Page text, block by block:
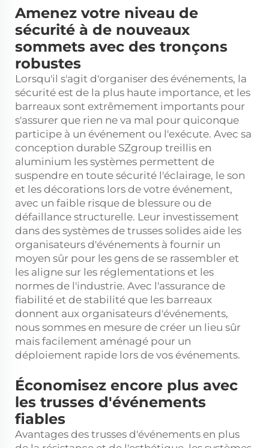
Amenez votre niveau de
sécurité à de nouveaux
sommets avec des tronçons
robustes
Lorsqu'il s'agit d'organiser des événements, la
sécurité est de la plus haute importance, et les
barreaux sont extrêmement importants pour
s'assurer que rien ne va mal pour quiconque
participe à un événement ou l'exécute. Avec sa
conception durable SZgroup treillis en
aluminium les systèmes permettent de
suspendre en toute sécurité l'éclairage, le son
et les décorations lors de votre événement,
avec un faible risque de blessure ou de
défaillance structurelle. Leur investissement
dans des systèmes de trusses solides aide les
organisateurs d'événements à fournir un
moyen sûr pour les gens de se rassembler et
les aligne sur les réglementations et les
normes de l'industrie. Avec l'assurance de
fiabilité et de stabilité que les barreaux
donnent aux organisateurs d'événements,
nous sommes en mesure de créer un lieu sûr
mais facilement aménagé pour un
déploiement rapide lors de vos événements.
Économisez encore plus avec
les trusses d'événements
fiables
Avantages des trusses d'événements en plus